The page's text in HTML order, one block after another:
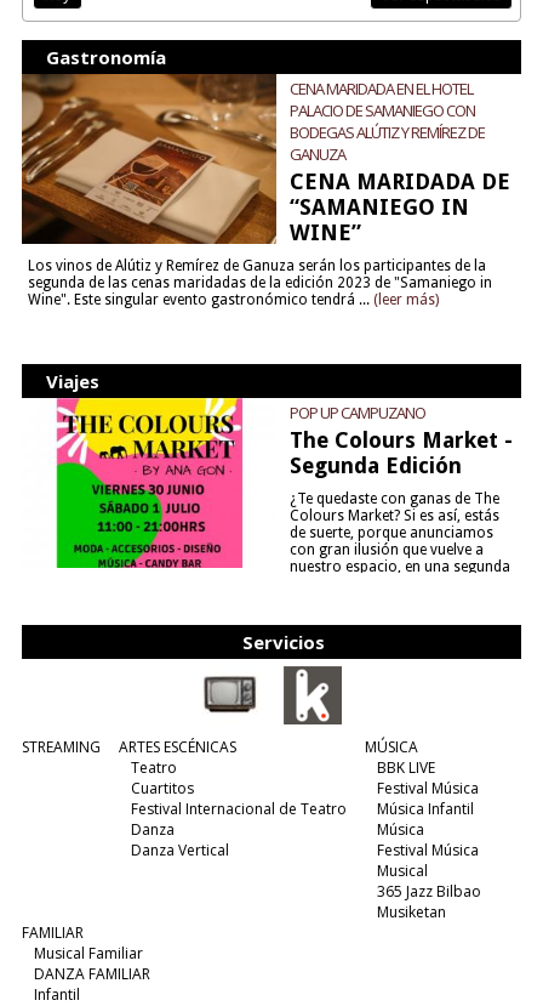
Gastronomía
CENA MARIDADA EN EL HOTEL
PALACIO DE SAMANIEGO CON
BODEGAS ALÚTIZ Y REMÍREZ DE
GANUZA
CENA MARIDADA DE
“SAMANIEGO IN
WINE”
Los vinos de Alútiz y Remírez de Ganuza serán los participantes de la
segunda de las cenas maridadas de la edición 2023 de "Samaniego in
Wine". Este singular evento gastronómico tendrá ... (leer más)
Viajes
POP UP CAMPUZANO
The Colours Market -
Segunda Edición
¿Te quedaste con ganas de The
Colours Market? Si es así, estás
de suerte, porque anunciamos
con gran ilusión que vuelve a
nuestro espacio, en una segunda
Servicios
STREAMING
ARTES ESCÉNICAS
Teatro
Cuartitos
Festival Internacional de Teatro
Danza
Danza Vertical
MÚSICA
BBK LIVE
Festival Música
Música Infantil
Música
Festival Música
Musical
365 Jazz Bilbao
Musiketan
FAMILIAR
Musical Familiar
DANZA FAMILIAR
Infantil